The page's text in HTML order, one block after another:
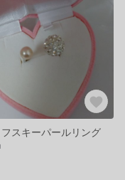
フスキーパールリング